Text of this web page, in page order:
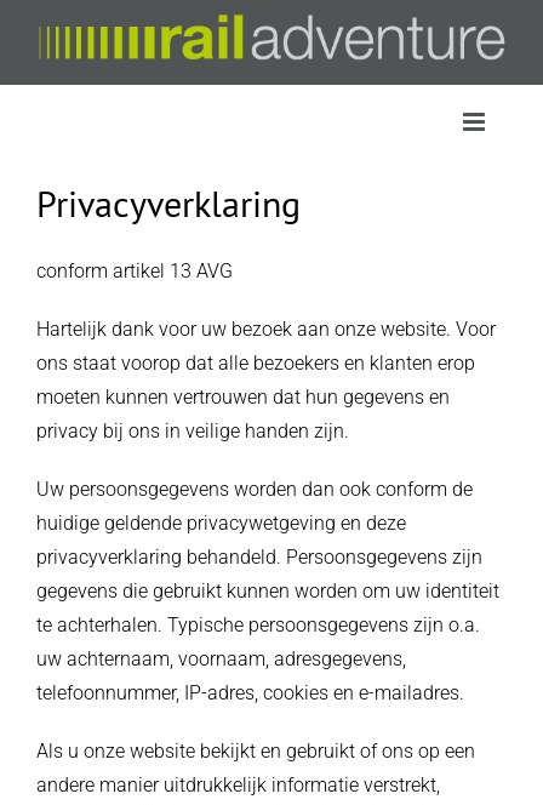
content
Privacyverklaring
conform artikel 13 AVG
Hartelijk dank voor uw bezoek aan onze website. Voor
ons staat voorop dat alle bezoekers en klanten erop
moeten kunnen vertrouwen dat hun gegevens en
privacy bij ons in veilige handen zijn.
Uw persoonsgegevens worden dan ook conform de
huidige geldende privacywetgeving en deze
privacyverklaring behandeld. Persoonsgegevens zijn
gegevens die gebruikt kunnen worden om uw identiteit
te achterhalen. Typische persoonsgegevens zijn o.a.
uw achternaam, voornaam, adresgegevens,
telefoonnummer, IP-adres, cookies en e-mailadres.
Als u onze website bekijkt en gebruikt of ons op een
andere manier uitdrukkelijk informatie verstrekt,